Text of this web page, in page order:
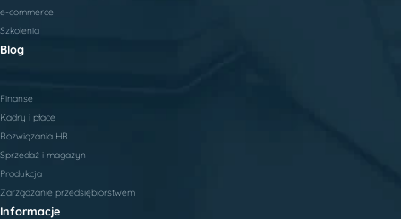
e-commerce
Szkolenia
Blog
Finanse
Kadry i płace
Rozwiązania HR
Sprzedaż i magazyn
Produkcja
Zarządzanie przedsiębiorstwem
Informacje